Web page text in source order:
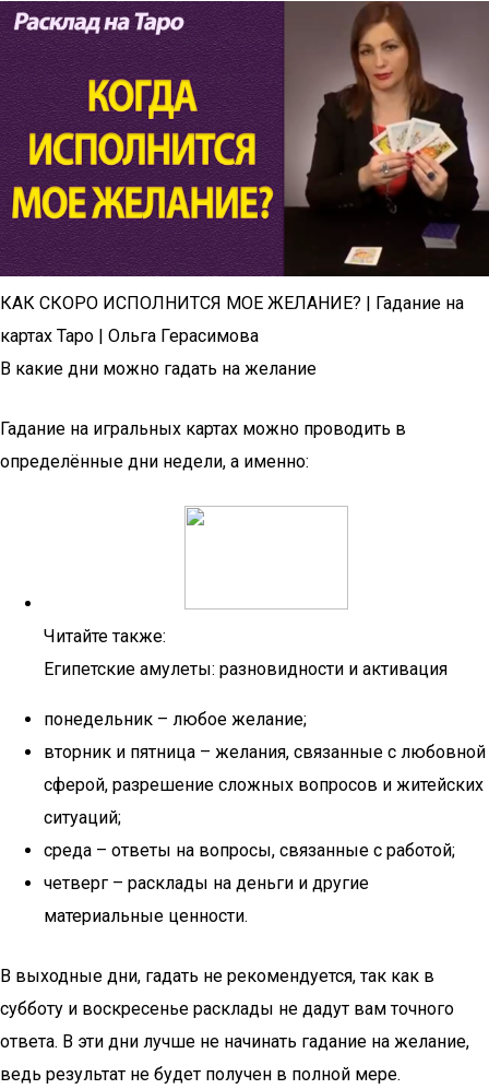
КАК СКОРО ИСПОЛНИТСЯ МОЕ ЖЕЛАНИЕ? | Гадание на
картах Таро | Ольга Герасимова
В какие дни можно гадать на желание
Гадание на игральных картах можно проводить в
определённые дни недели, а именно:
Читайте также:
Египетские амулеты: разновидности и активация
понедельник – любое желание;
вторник и пятница – желания, связанные с любовной
сферой, разрешение сложных вопросов и житейских
ситуаций;
среда – ответы на вопросы, связанные с работой;
четверг – расклады на деньги и другие
материальные ценности.
В выходные дни, гадать не рекомендуется, так как в
субботу и воскресенье расклады не дадут вам точного
ответа. В эти дни лучше не начинать гадание на желание,
ведь результат не будет получен в полной мере.